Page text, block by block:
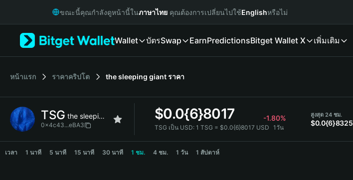
Русский
Italiano
简体中文
繁體中文
Bahasa Indonesia
ขณะนี้คุณกำลังดูหน้านี้ในภาษาไทย คุณต้องการเปลี่ยนไปใช้Englishหรือไม่
Wallet บัตรSwap EarnPredictionsBitget Wallet X เพิ่มเติม
หน้าแรก ราคาคริปโต the sleeping giantราคา
TSG the sleeping giant
0x4c43...eBA3
$0.0{6}8017 -1.80%
TSG เป็น USD: 1 TSG = $0.0{6}8017 USD 1วัน
สูงสุด 24 ชม.
$0.0{6}8325
TSG Price Chart
เวลา 1 นาที 5 นาที 15 นาที 30 นาที 1 ชม. 4 ชม. 1 วัน 1 สัปดาห์